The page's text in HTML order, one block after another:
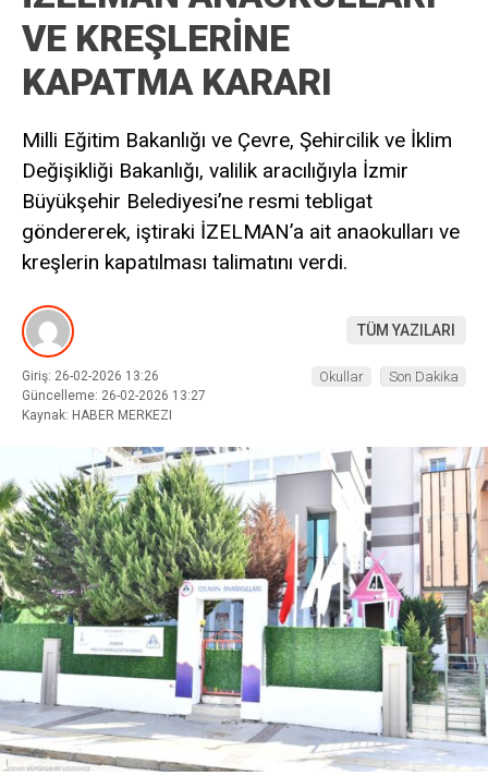
VE KREŞLERİNE
KAPATMA KARARI
Milli Eğitim Bakanlığı ve Çevre, Şehircilik ve İklim
Değişikliği Bakanlığı, valilik aracılığıyla İzmir
Büyükşehir Belediyesi’ne resmi tebligat
göndererek, iştiraki İZELMAN’a ait anaokulları ve
kreşlerin kapatılması talimatını verdi.
TÜM YAZILARI
Giriş: 26-02-2026 13:26
Güncelleme: 26-02-2026 13:27
Kaynak: HABER MERKEZI
Okullar Son Dakika